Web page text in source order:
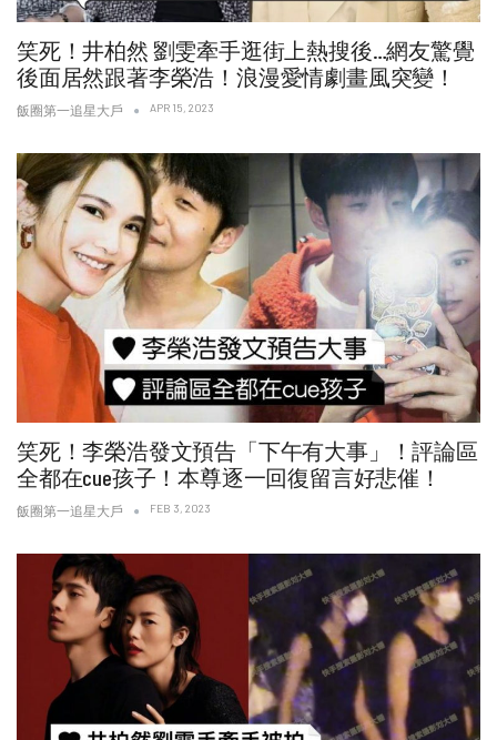
笑死！井柏然 劉雯牽手逛街上熱搜後…網友驚覺
後面居然跟著李榮浩！浪漫愛情劇畫風突變！
飯圈第一追星大戶 APR 15, 2023
笑死！李榮浩發文預告「下午有大事」！評論區
全都在cue孩子！本尊逐一回復留言好悲催！
飯圈第一追星大戶 FEB 3, 2023